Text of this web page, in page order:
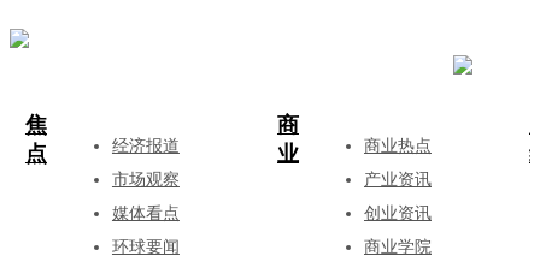
焦
点
经济报道
市场观察
媒体看点
环球要闻
商
业
商业热点
产业资讯
创业资讯
商业学院